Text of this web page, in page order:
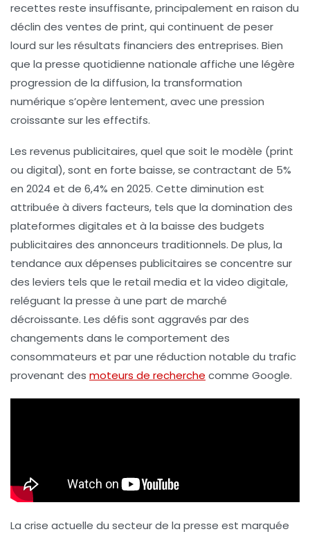
recettes reste insuffisante, principalement en raison du
déclin des ventes de print, qui continuent de peser
lourd sur les résultats financiers des entreprises. Bien
que la presse quotidienne nationale affiche une légère
progression de la diffusion, la transformation
numérique s’opère lentement, avec une pression
croissante sur les effectifs.
Les revenus publicitaires, quel que soit le modèle (print
ou digital), sont en forte baisse, se contractant de 5%
en 2024 et de 6,4% en 2025. Cette diminution est
attribuée à divers facteurs, tels que la domination des
plateformes digitales et à la baisse des budgets
publicitaires des annonceurs traditionnels. De plus, la
tendance aux dépenses publicitaires se concentre sur
des leviers tels que le retail media et la video digitale,
reléguant la presse à une part de marché
décroissante. Les défis sont aggravés par des
changements dans le comportement des
consommateurs et par une réduction notable du trafic
provenant des moteurs de recherche comme Google.
La crise actuelle du secteur de la presse est marquée